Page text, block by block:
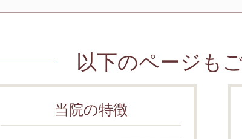
以下のページも
当院の特徴